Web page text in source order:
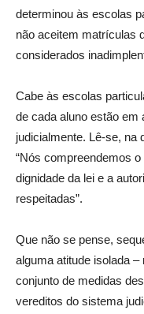
determinou às escolas
não aceitem matrículas
considerados
Cabe às escolas
de cada aluno estão em
judicialmente. Lê-se, na
“Nós compreendemos
dignidade da lei e a
respeitadas”.
Que não se pense,
alguma atitude isolada
conjunto de medidas
vereditos do sistema